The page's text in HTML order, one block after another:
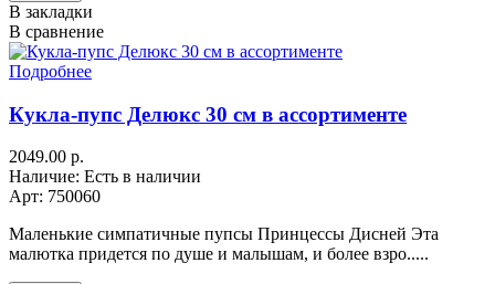
В закладки
В сравнение
Подробнее
Кукла-пупс Делюкс 30 см в ассортименте
2049.00 р.
Наличие: Есть в наличии
Арт: 750060
Маленькие симпатичные пупсы Принцессы Дисней Эта
малютка придется по душе и малышам, и более взро.....